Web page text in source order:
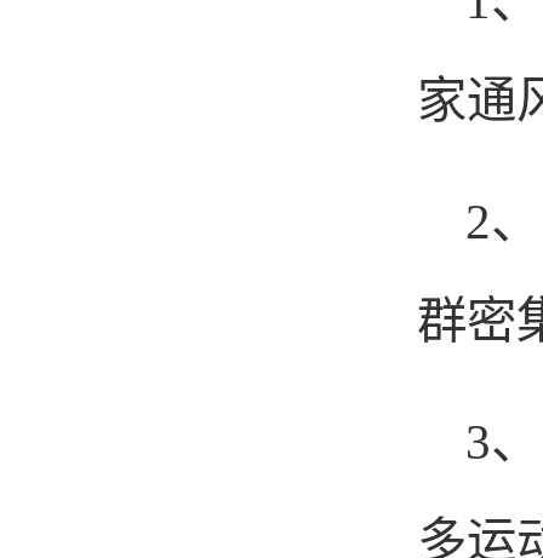
家通
2
群密
3
多运